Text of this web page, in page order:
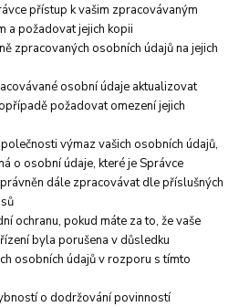
přístup k vašim zpracovávaným
a požadovat jejich kopii
zpracovaných osobních údajů na jejich
osobní údaje aktualizovat
požadovat omezení jejich
výmaz vašich osobních údajů,
o osobní údaje, které je Správce
dále zpracovávat dle příslušných
ochranu, pokud máte za to, že vaše
byla porušena v důsledku
osobních údajů v rozporu s tímto
o dodržování povinností